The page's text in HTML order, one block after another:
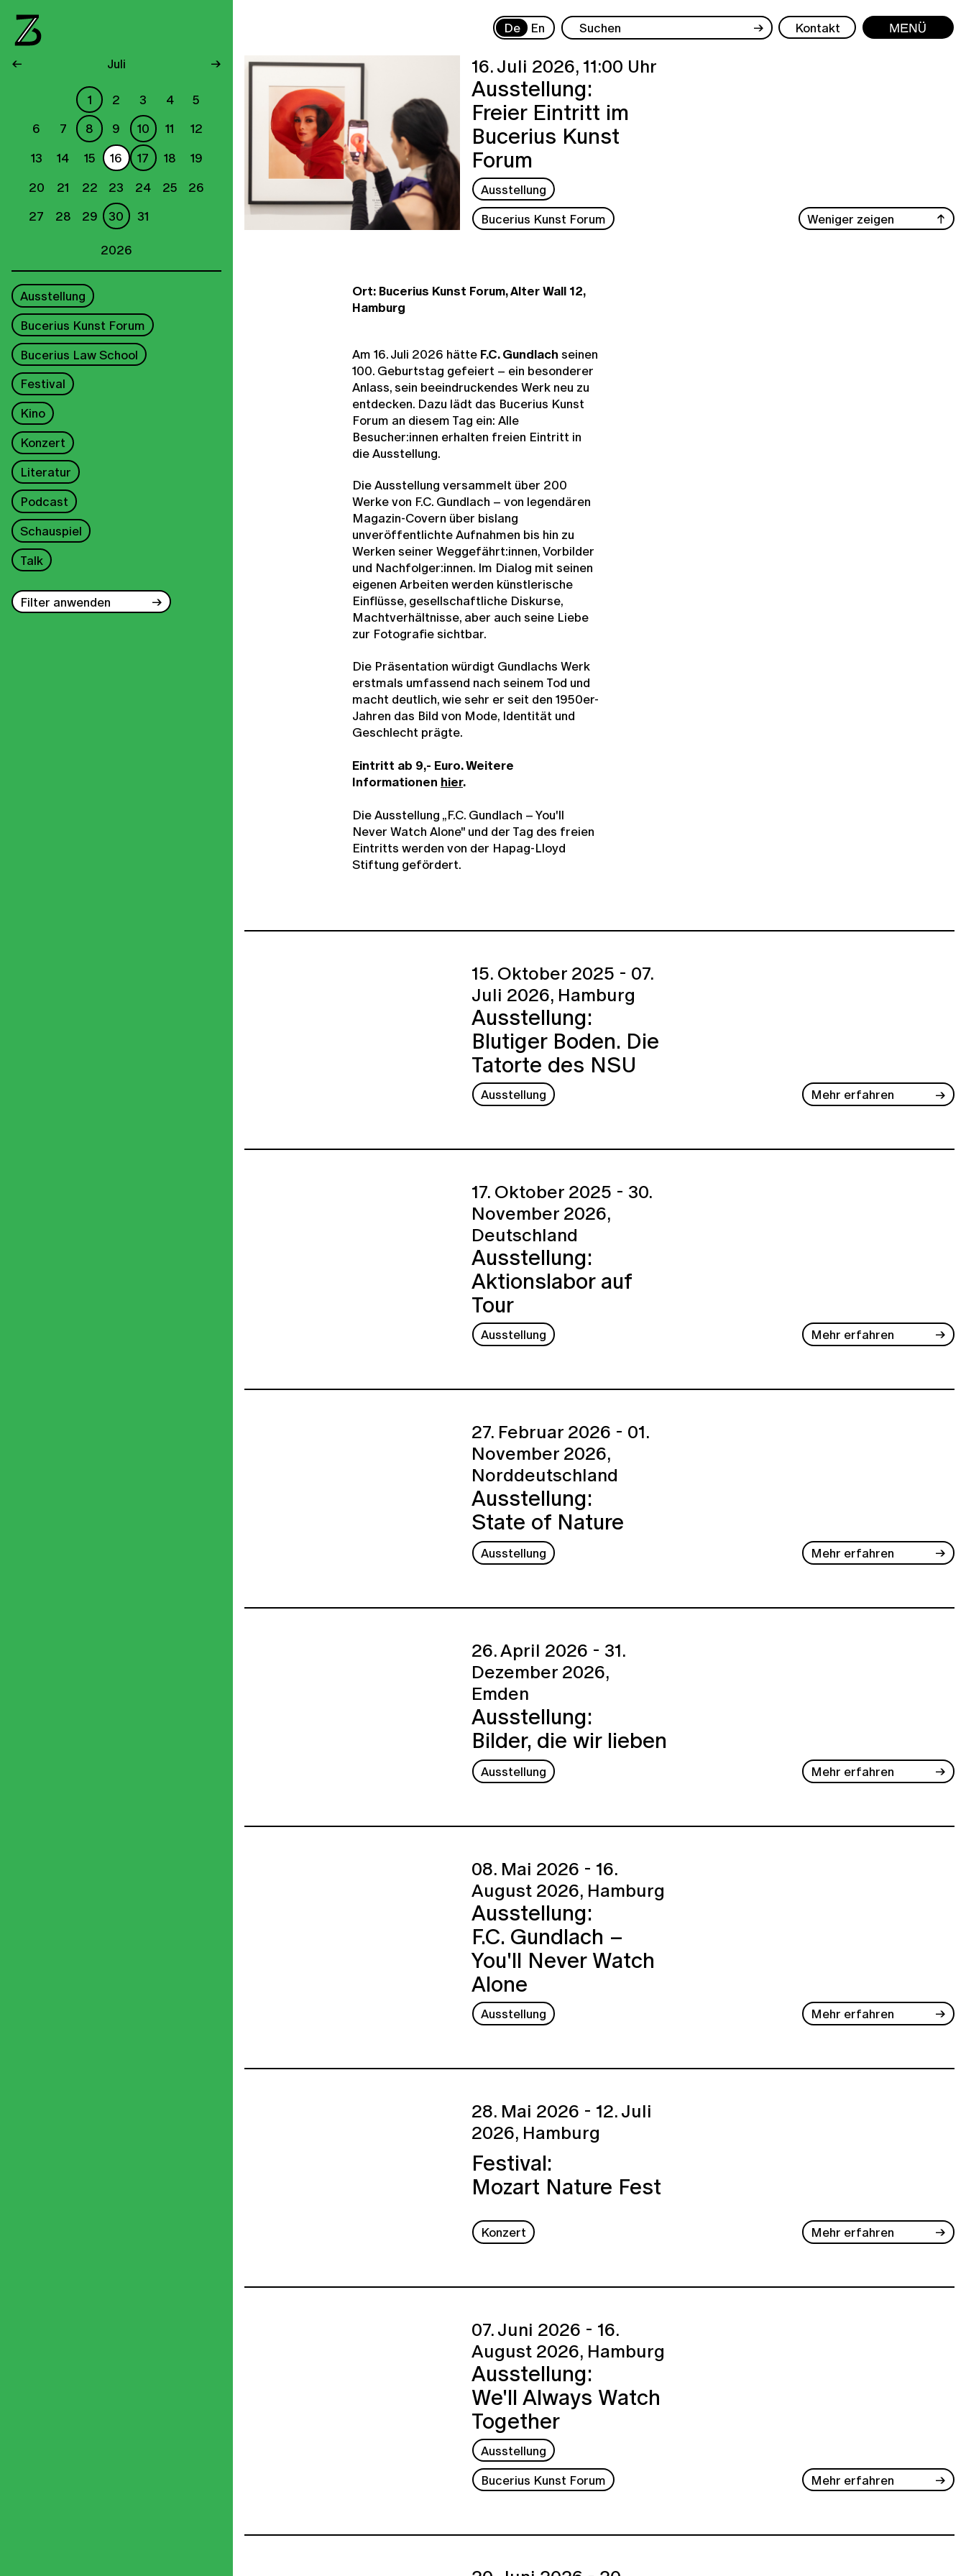
De En → Kontakt Menü
← Juli →
1 2 3 4
5
6
7 8 9 10 11
12
13
14 15 16 17 18
19
20
21 22 23 24 25
26
27
28 29 30
31
2026
Ausstellung
Bucerius Kunst Forum
Bucerius Law School
Festival
Kino
Konzert
Literatur
Podcast
Schauspiel
Talk
Filter anwenden
16. Juli 2026,11:00 Uhr
Ausstellung:
Freier Eintritt im
Bucerius Kunst
Forum
Ausstellung
Bucerius Kunst Forum
Weniger zeigen
Ort: Bucerius Kunst Forum, Alter Wall 12,
Hamburg
Am 16. Juli 2026 hätte F.C. Gundlach seinen
100. Geburtstag gefeiert – ein besonderer
Anlass, sein beeindruckendes Werk neu zu
entdecken. Dazu lädt das Bucerius Kunst
Forum an diesem Tag ein: Alle
Besucher:innen erhalten freien Eintritt in
die Ausstellung.
Die Ausstellung versammelt über 200
Werke von F.C. Gundlach – von legendären
Magazin-Covern über bislang
unveröffentlichte Aufnahmen bis hin zu
Werken seiner Weggefährt:innen, Vorbilder
und Nachfolger:innen. Im Dialog mit seinen
eigenen Arbeiten werden künstlerische
Einflüsse, gesellschaftliche Diskurse,
Machtverhältnisse, aber auch seine Liebe
zur Fotografie sichtbar.
Die Präsentation würdigt Gundlachs Werk
erstmals umfassend nach seinem Tod und
macht deutlich, wie sehr er seit den 1950er-
Jahren das Bild von Mode, Identität und
Geschlecht prägte.
Eintritt ab 9,- Euro. Weitere
Informationen hier.
Die Ausstellung „F.C. Gundlach – You'll
Never Watch Alone" und der Tag des freien
Eintritts werden von der Hapag-Lloyd
Stiftung gefördert.
15. Oktober 2025 - 07.
Juli 2026, Hamburg
Ausstellung:
Blutiger Boden. Die
Tatorte des NSU
Ausstellung Mehr erfahren
17. Oktober 2025 - 30.
November 2026,
Deutschland
Ausstellung:
Aktionslabor auf
Tour
Ausstellung Mehr erfahren
27. Februar 2026 - 01.
November 2026,
Norddeutschland
Ausstellung:
State of Nature
Ausstellung Mehr erfahren
26. April 2026 - 31.
Dezember 2026,
Emden
Ausstellung:
Bilder, die wir lieben
Ausstellung Mehr erfahren
08. Mai 2026 - 16.
August 2026, Hamburg
Ausstellung:
F.C. Gundlach –
You'll Never Watch
Alone
Ausstellung Mehr erfahren
28. Mai 2026 - 12. Juli
2026, Hamburg
Festival:
Mozart Nature Fest
Konzert Mehr erfahren
07. Juni 2026 - 16.
August 2026, Hamburg
Ausstellung:
We'll Always Watch
Together
Ausstellung
Bucerius Kunst Forum
Mehr erfahren